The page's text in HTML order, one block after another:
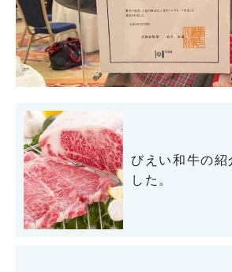
びえい和牛の紹
した。